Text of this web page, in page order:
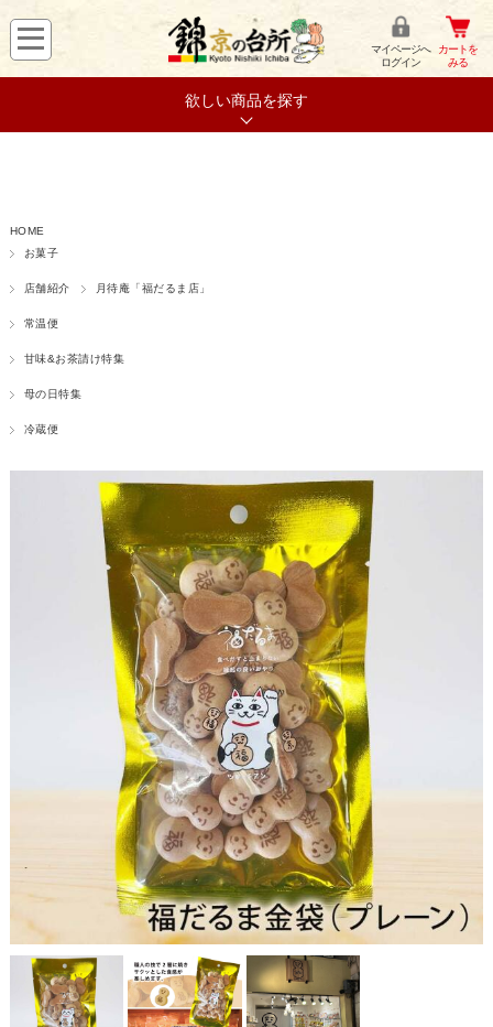
マイページへ
ログイン
カートを
みる
欲しい商品を探す
HOME
お菓子
店舗紹介 月待庵「福だるま店」
常温便
甘味&お茶請け特集
母の日特集
冷蔵便